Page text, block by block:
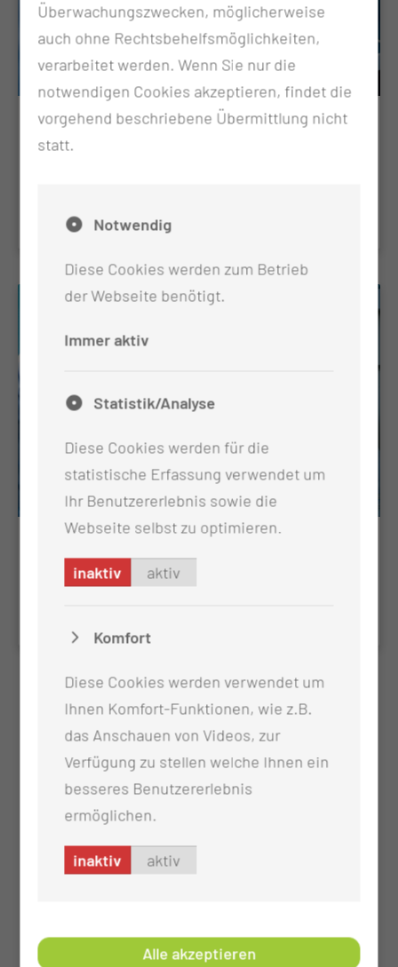
Epithetische Versorgung
KV-Ermächtigungssprechstunde
Überwachungszwecken, möglicherweise
auch ohne Rechtsbehelfsmöglichkeiten,
verarbeitet werden. Wenn Sie nur die
notwendigen Cookies akzeptieren, findet die
vorgehend beschriebene Übermittlung nicht
statt.
Notwendig
Diese Cookies werden zum Betrieb
der Webseite benötigt.
Immer aktiv
Statistik/Analyse
Diese Cookies werden für die
statistische Erfassung verwendet um
Ihr Benutzererlebnis sowie die
Webseite selbst zu optimieren.
inaktiv aktiv
Komfort
Diese Cookies werden verwendet um
Ihnen Komfort-Funktionen, wie z.B.
das Anschauen von Videos, zur
Verfügung zu stellen welche Ihnen ein
besseres Benutzererlebnis
ermöglichen.
inaktiv aktiv
Alle akzeptieren